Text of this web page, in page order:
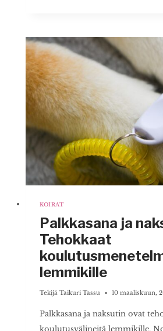
–
PIDÄT
LEMMIKISTÄSI
HUOLTA
KOIRAT
Palkkasana ja
Tehokkaat
lemmikille
Tekijä Taikuri Tassu 10 maaliskuun,
Palkkasana ja naksutin ovat
koulutusvälineitä lemmikille.